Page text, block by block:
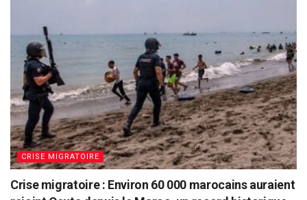
CRISE MIGRATOIRE
Crise migratoire : Environ 60 000 marocains auraient